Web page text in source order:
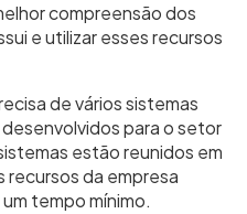
compreensão dos
e utilizar esses recursos
de vários sistemas
para o setor
estão reunidos em
recursos da empresa
tempo mínimo.